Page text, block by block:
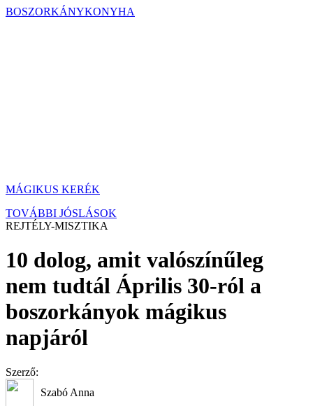
BOSZORKÁNYKONYHA
MÁGIKUS KERÉK
TOVÁBBI JÓSLÁSOK
REJTÉLY-MISZTIKA
10 dolog, amit valószínűleg
nem tudtál Április 30-ról a
boszorkányok mágikus
napjáról
Szerző:
Szabó Anna